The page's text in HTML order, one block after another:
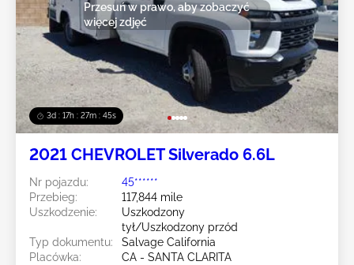
3d : 17h : 27m : 43s
Przesuń w prawo, aby zobaczyć
więcej zdjęć
2021 CHEVROLET Silverado 6.6L
Nr pojazdu:
45******
Przebieg:
117,844 mile
Uszkodzenie:
Uszkodzony
tył/Uszkodzony przód
Typ dokumentu:
Salvage California
Placówka:
CA - SANTA CLARITA